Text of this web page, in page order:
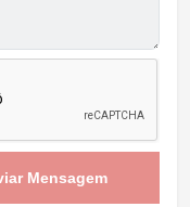
Mensagem